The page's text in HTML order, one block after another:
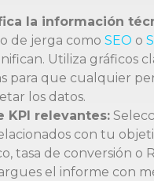
la información
de jerga como SEO o
Utiliza gráficos
para que cualquier
los datos.
KPI relevantes:
con tu
tasa de conversión o
el informe con